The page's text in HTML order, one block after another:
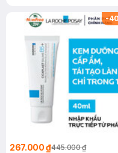
-40
267.000 ₫445.000 ₫